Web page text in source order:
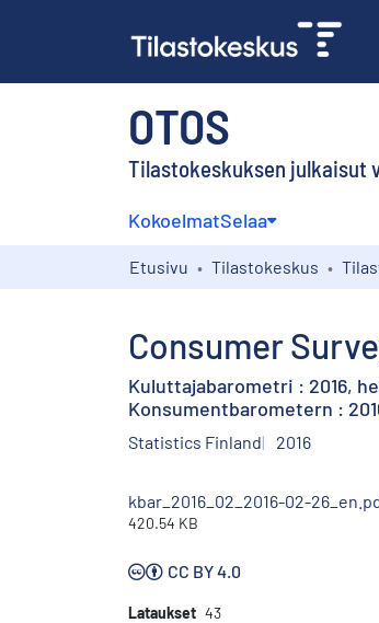
OTOS
Tilastokeskuksen julkaisut
KokoelmatSelaa
Etusivu Tilastokeskus
Consumer
Kuluttajabarometri : 2016,
Konsumentbarometern :
Statistics Finland 2016
kbar_2016_02_2016-02-
420.54 KB
CC BY 4.0
Lataukset 43